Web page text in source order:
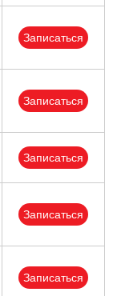
Записаться
Записаться
Записаться
Записаться
Записаться